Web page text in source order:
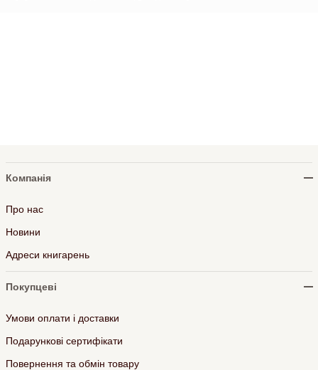
Компанія
Про нас
Новини
Адреси книгарень
Покупцеві
Умови оплати і доставки
Подарункові сертифікати
Повернення та обмін товару